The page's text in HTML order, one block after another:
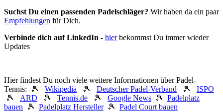
Suchst Du einen passenden Padelschläger? Wir haben da ein paar
Empfehlungen für Dich.
Verbinde dich auf LinkedIn - hierbekommst Du immer wieder
Updates
Hier findest Du noch viele weitere Informationen über Padel-
Tennis: 🎾 Wikipedia 🎾 Deutscher Padel-Verband 🎾 ISPO
🎾 ARD 🎾 Tennis.de 🎾 Google News 🎾 Padelplatz
bauen 🎾 Padelplatz Hersteller🎾 Padel Court bauen